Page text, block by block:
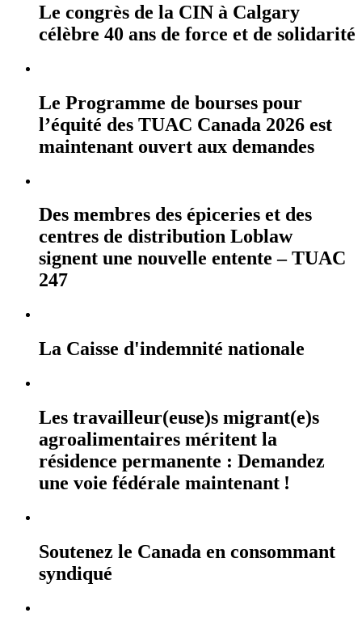
Le congrès de la CIN à Calgary
célèbre 40 ans de force et de solidarité
Le Programme de bourses pour
l’équité des TUAC Canada 2026 est
maintenant ouvert aux demandes
Des membres des épiceries et des
centres de distribution Loblaw
signent une nouvelle entente – TUAC
247
La Caisse d'indemnité nationale
Les travailleur(euse)s migrant(e)s
agroalimentaires méritent la
résidence permanente : Demandez
une voie fédérale maintenant !
Soutenez le Canada en consommant
syndiqué